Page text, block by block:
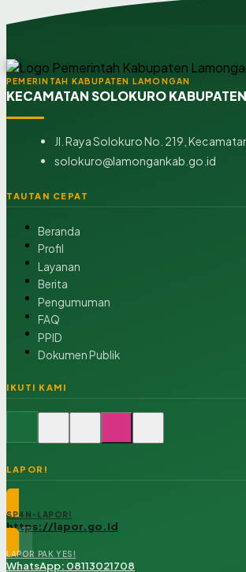
PEMERINTAH KABUPATEN LAMONGAN
KECAMATAN SOLOKURO
Jl. Raya Solokuro No. 219,
solokuro@lamongankab.go.id
TAUTAN CEPAT
Beranda
Profil
Layanan
Berita
Pengumuman
FAQ
PPID
Dokumen Publik
IKUTI KAMI
LAPOR!
SP4N-LAPOR!
https://lapor.go.id
LAPOR PAK YES!
WhatsApp: 08113021708